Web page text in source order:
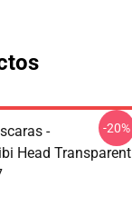
-
Head Transparent
-20%